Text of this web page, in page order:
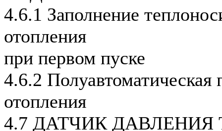
4.6.1 Заполнение
отопления
при первом пуске
4.6.2 Полуавтоматическая
отопления
4.7 ДАТЧИК